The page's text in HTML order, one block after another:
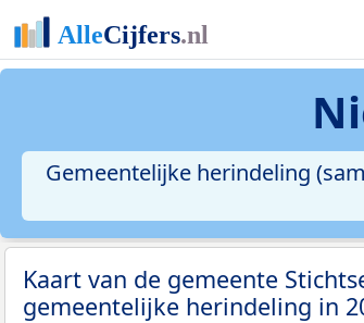
Gemeentelijke herindeling
Kaart van de gemeente
gemeentelijke herindeling in